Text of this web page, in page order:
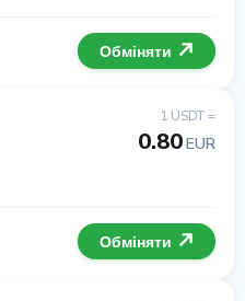
Обміняти
1 USDT =
0.80EUR
Обміняти